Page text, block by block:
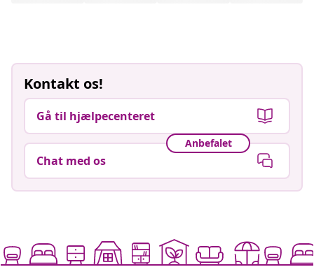
Kontakt os!
Gå til hjælpecenteret
Anbefalet
Chat med os